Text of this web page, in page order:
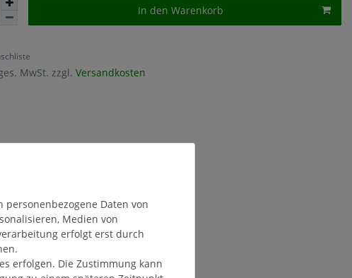
In den Warenkorb
MwSt. zzgl. Versandkosten
Daten von
Medien von
erfolgt erst durch
erfolgen. Die Zustimmung kann